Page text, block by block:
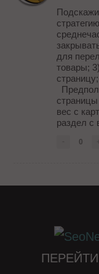
для
товары;
вес с
раздел с
0